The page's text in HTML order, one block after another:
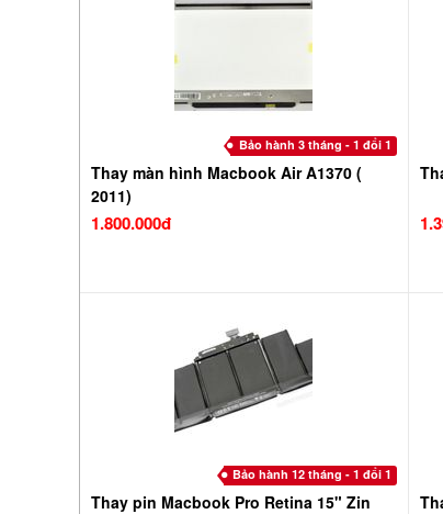
Bảo hành 3 tháng - 1 đổi 1
Thay màn hình Macbook Air A1370 (
2011)
1.800.000đ
Bảo hành 12 tháng - 1 đổi 1
Thay pin Macbook Pro Retina 15" Zin